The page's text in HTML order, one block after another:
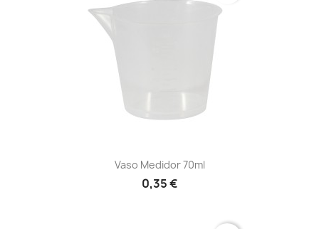
Vista rápida
Vaso Medidor 70ml
0,35 €